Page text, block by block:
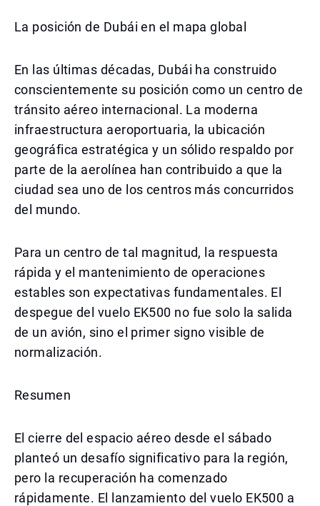
La posición de Dubái en el mapa global
En las últimas décadas, Dubái ha construido
conscientemente su posición como un centro de
tránsito aéreo internacional. La moderna
infraestructura aeroportuaria, la ubicación
geográfica estratégica y un sólido respaldo por
parte de la aerolínea han contribuido a que la
ciudad sea uno de los centros más concurridos
del mundo.
Para un centro de tal magnitud, la respuesta
rápida y el mantenimiento de operaciones
estables son expectativas fundamentales. El
despegue del vuelo EK500 no fue solo la salida
de un avión, sino el primer signo visible de
normalización.
Resumen
El cierre del espacio aéreo desde el sábado
planteó un desafío significativo para la región,
pero la recuperación ha comenzado
rápidamente. El lanzamiento del vuelo EK500 a